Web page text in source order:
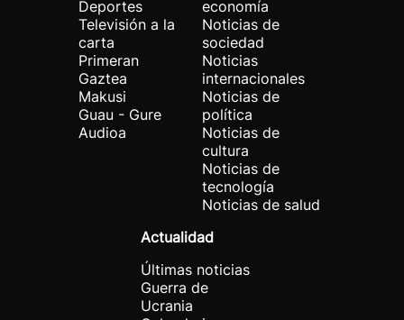
Deportes
Televisión a la
carta
Primeran
Gaztea
Makusi
Guau - Gure
Audioa
economía
Noticias de
sociedad
Noticias
internacionales
Noticias de
política
Noticias de
cultura
Noticias de
tecnología
Noticias de salud
Actualidad
Últimas noticias
Guerra de
Ucrania